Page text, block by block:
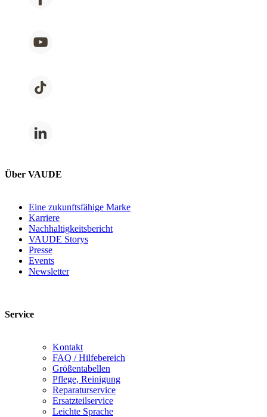
Über VAUDE
Eine zukunftsfähige Marke
Karriere
Nachhaltigkeitsbericht
VAUDE Storys
Presse
Events
Newsletter
Service
Kontakt
FAQ / Hilfebereich
Größentabellen
Pflege, Reinigung
Reparaturservice
Ersatzteilservice
Leichte Sprache